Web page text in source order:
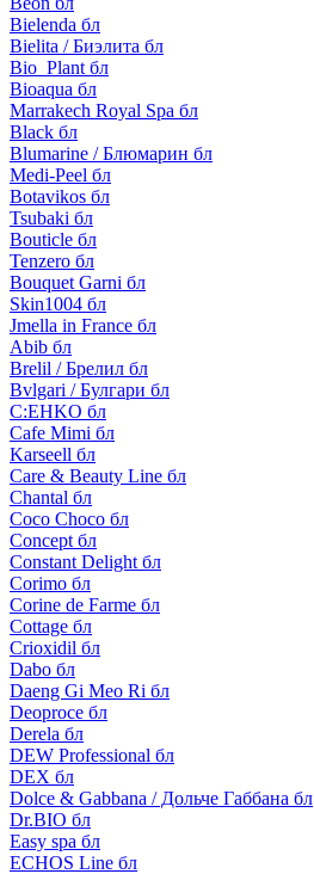
Bielenda бл
Bielita / Биэлита бл
Bio_Plant бл
Bioaqua бл
Marrakech Royal Spa бл
Black бл
Blumarine / Блюмарин бл
Medi-Peel бл
Botavikos бл
Tsubaki бл
Bouticle бл
Tenzero бл
Bouquet Garni бл
Skin1004 бл
Jmella in France бл
Abib бл
Brelil / Брелил бл
Bvlgari / Булгари бл
C:EHKO бл
Cafe Mimi бл
Karseell бл
Care & Beauty Line бл
Chantal бл
Coco Choco бл
Concept бл
Constant Delight бл
Corimo бл
Corine de Farme бл
Cottage бл
Crioxidil бл
Dabo бл
Daeng Gi Meo Ri бл
Deoproce бл
Derela бл
DEW Professional бл
DEX бл
Dolce & Gabbana / Дольче Габбана бл
Dr.BIO бл
Easy spa бл
ECHOS Line бл